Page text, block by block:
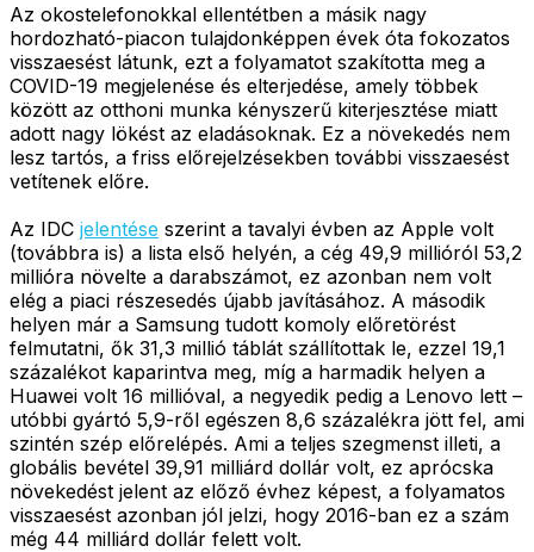
Az okostelefonokkal ellentétben a másik nagy
hordozható-piacon tulajdonképpen évek óta fokozatos
visszaesést látunk, ezt a folyamatot szakította meg a
COVID-19 megjelenése és elterjedése, amely többek
között az otthoni munka kényszerű kiterjesztése miatt
adott nagy lökést az eladásoknak. Ez a növekedés nem
lesz tartós, a friss előrejelzésekben további visszaesést
vetítenek előre.
Az IDC jelentése szerint a tavalyi évben az Apple volt
(továbbra is) a lista első helyén, a cég 49,9 millióról 53,2
millióra növelte a darabszámot, ez azonban nem volt
elég a piaci részesedés újabb javításához. A második
helyen már a Samsung tudott komoly előretörést
felmutatni, ők 31,3 millió táblát szállítottak le, ezzel 19,1
százalékot kaparintva meg, míg a harmadik helyen a
Huawei volt 16 millióval, a negyedik pedig a Lenovo lett –
utóbbi gyártó 5,9-ről egészen 8,6 százalékra jött fel, ami
szintén szép előrelépés. Ami a teljes szegmenst illeti, a
globális bevétel 39,91 milliárd dollár volt, ez aprócska
növekedést jelent az előző évhez képest, a folyamatos
visszaesést azonban jól jelzi, hogy 2016-ban ez a szám
még 44 milliárd dollár felett volt.